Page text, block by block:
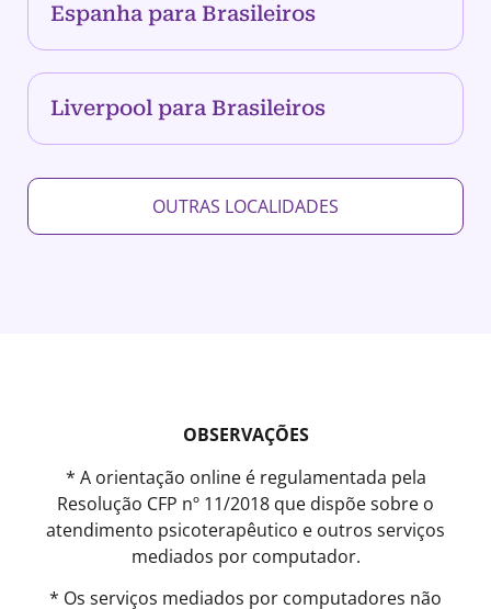
Espanha para Brasileiros
Liverpool para Brasileiros
OUTRAS LOCALIDADES
OBSERVAÇÕES
* A orientação online é regulamentada pela
Resolução CFP nº 11/2018 que dispõe sobre o
atendimento psicoterapêutico e outros serviços
mediados por computador.
* Os serviços mediados por computadores não